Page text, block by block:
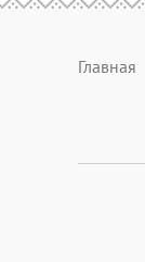
Главная